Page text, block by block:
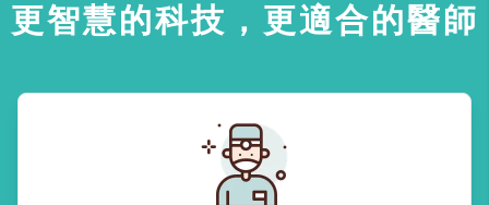
更智慧的科技，更適合的醫師